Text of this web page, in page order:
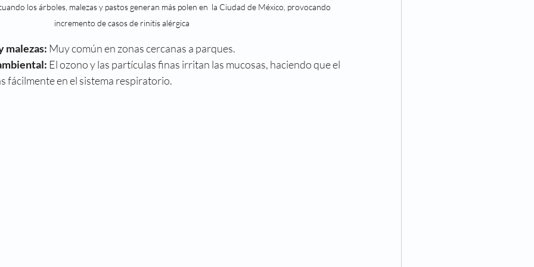
los árboles, malezas y pastos generan más polen en  la Ciudad de México, provocando
incremento de casos de rinitis alérgica
malezas: Muy común en zonas cercanas a parques.
El ozono y las partículas finas irritan las mucosas, haciendo que el
fácilmente en el sistema respiratorio.